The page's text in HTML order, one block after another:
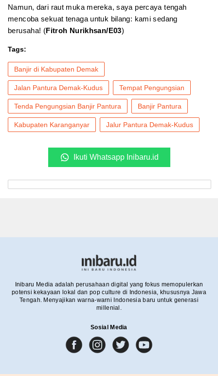
Namun, dari raut muka mereka, saya percaya tengah
mencoba sekuat tenaga untuk bilang: kami sedang
berusaha! (Fitroh Nurikhsan/E03)
Tags:
Banjir di Kabupaten Demak
Jalan Pantura Demak-Kudus Tempat Pengungsian
Tenda Pengungsian Banjir Pantura Banjir Pantura
Kabupaten Karanganyar Jalur Pantura Demak-Kudus
Ikuti Whatsapp Inibaru.id
Inibaru Media adalah perusahaan digital yang fokus memopulerkan
potensi kekayaan lokal dan pop culture di Indonesia, khususnya Jawa
Tengah. Menyajikan warna-warni Indonesia baru untuk generasi
millenial.
Sosial Media